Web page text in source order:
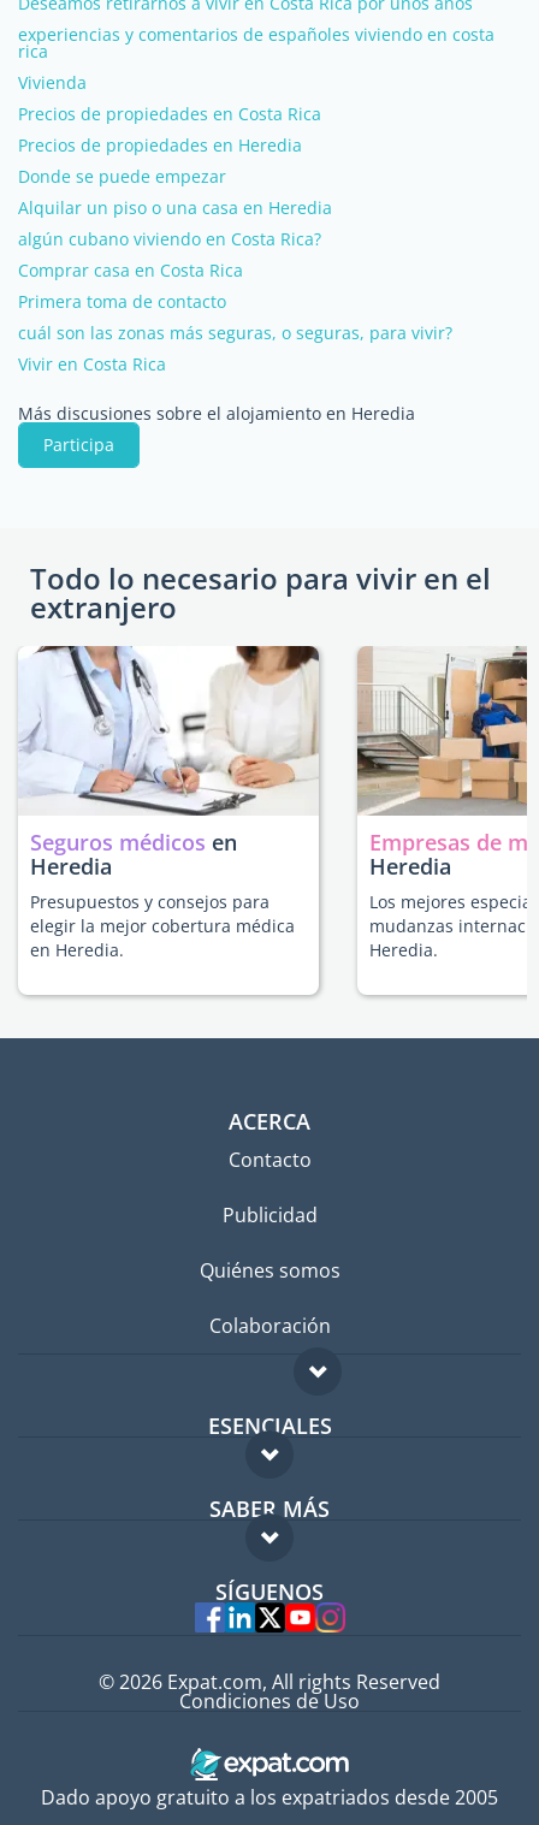
experiencias y comentarios de españoles viviendo en costa
rica
Vivienda
Precios de propiedades en Costa Rica
Precios de propiedades en Heredia
Donde se puede empezar
Alquilar un piso o una casa en Heredia
algún cubano viviendo en Costa Rica?
Comprar casa en Costa Rica
Primera toma de contacto
cuál son las zonas más seguras, o seguras, para vivir?
Vivir en Costa Rica
Más discusiones sobre el alojamiento en Heredia
Participa
Todo lo necesario para vivir en el
extranjero
Seguros médicos en
Heredia
Presupuestos y consejos para
elegir la mejor cobertura médica
en Heredia.
Empresas de
Heredia
Los mejores
mudanzas
Heredia.
ACERCA
Contacto
Publicidad
Quiénes somos
Colaboración
ESENCIALES
Foro para expatriados
Guía para expatriados
Trabajos en el extranjero
SABER MÁS
FAQ
Expertos
SÍGUENOS
Dado apoyo gratuito a los expatriados desde 2005
© 2026 Expat.com, All rights Reserved
Condiciones de Uso